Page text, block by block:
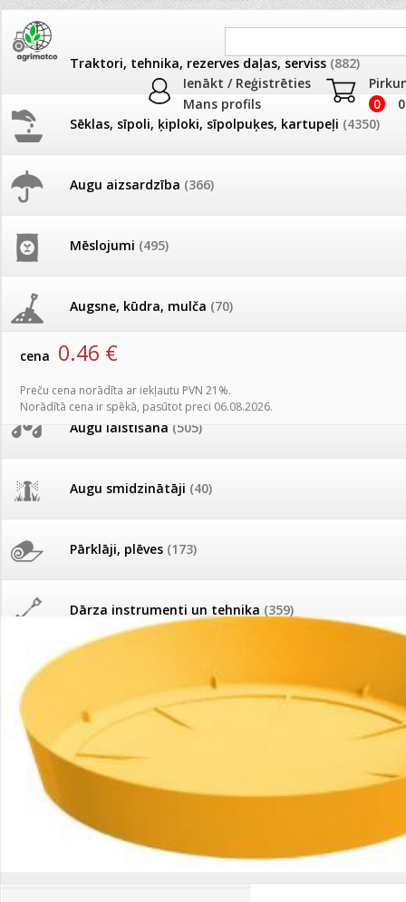
Ienākt / Reģistrēties
Mans profils
0
Traktori, tehnika, rezerves daļas, serviss (882)
Sēklas, sīpoli, ķiploki, sīpolpuķes, kartupeļi (4350)
Augu aizsardzība (366)
Mēslojumi (495)
Augsne, kūdra, mulča (70)
Podi un kasetes
Augu laistīšana (505)
Augu smidzinātāji (40)
Pārklāji, plēves (173)
Dārza instrumenti un tehnika (359)
Dezinfekcija, tīrīšana, mazgāšana
(75)
Palīglīdzekļi augu audzēšanai(72)
JAUNUMI
Pašlasīšanas vietu katalogs
26.05. Vebinārs - Kā ierobežot
gliemežus piemājas dārzā un
Ūdens piemērotības noteikšana
smidzinājumu veikšanai
Pievienojies braucienam uz
Tomātu sēklu katalogs
Tagad Vitrol GB arī 20kg
iepakojumā!
Tomātu diena 21.augustā
Ievešanas atļaujas 2025
Visas datu drošības lapas (DDL)
vienuviet
AKCIJAS
frēze + mulčieris +
AKCIJAS komplekts -
Podu palikņi
Produkti »Podi un kasetes
Podu palikņi Lofly PPLF155 dzelteni 1gb
artikuls: 4255 EAN:5905197077666
cena 0.46 €
Preču cena norādīta ar iekļautu PVN 21%.
Norādītā cena ir spēkā, pasūtot preci 06.08.2026.